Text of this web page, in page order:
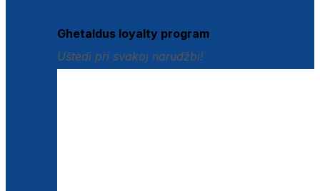
Ghetaldus loyalty program
Uštedi pri svakoj narudžbi!